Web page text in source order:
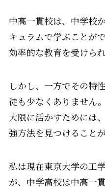
中高一貫校は、中学校
キュラムで学ぶことが
効率的な教育を受けら
しかし、一方でその特
徒も少なくありません
大限に活かすためには
強方法を見つけることが
私は現在東京大学の工
が、中学高校は中高一